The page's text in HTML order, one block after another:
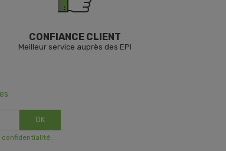
CONFIANCE CLIENT
Meilleur service auprès des EPI
OK
confidentialité.